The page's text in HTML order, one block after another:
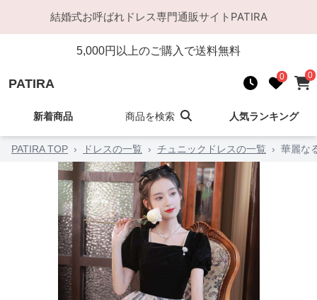
結婚式お呼ばれドレス専門通販サイト PATIRA
5,000円以上のご購入で送料無料
PATIRA 0 0
新着商品 商品を検索 人気ランキング
PATIRA TOP › ドレスの一覧 › チュニックドレスの一覧 › 華麗な